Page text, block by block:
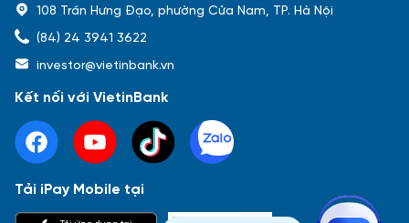
108 Trần Hưng Đạo, phường Cửa Nam, TP. Hà Nội
(84) 24 3941 3622
investor@vietinbank.vn
Kết nối với VietinBank
Tải iPay Mobile tại